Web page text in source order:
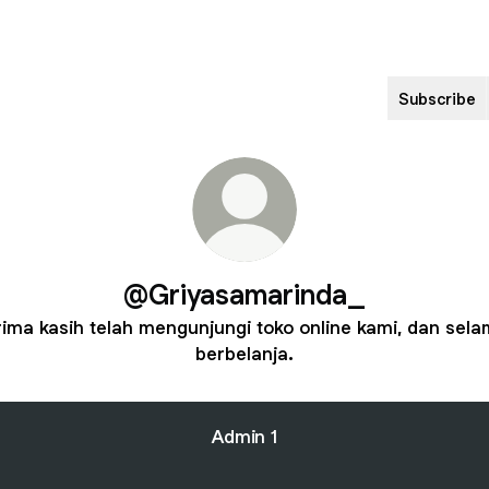
Subscribe
@Griyasamarinda_
kasih telah mengunjungi toko online kami, dan
berbelanja.
Admin 1